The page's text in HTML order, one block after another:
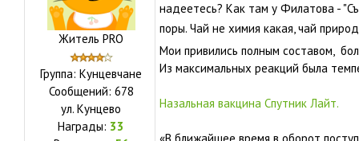
Житель PRO
Группа: Кунцевчане
Сообщений: 678
ул. Кунцево
Награды: 33
надеетесь? Как там у Филатова -
поры. Чай не химия какая, чай
Мои привились полным составом,
Из максимальных реакций была
Назальная вакцина Спутник Лайт.